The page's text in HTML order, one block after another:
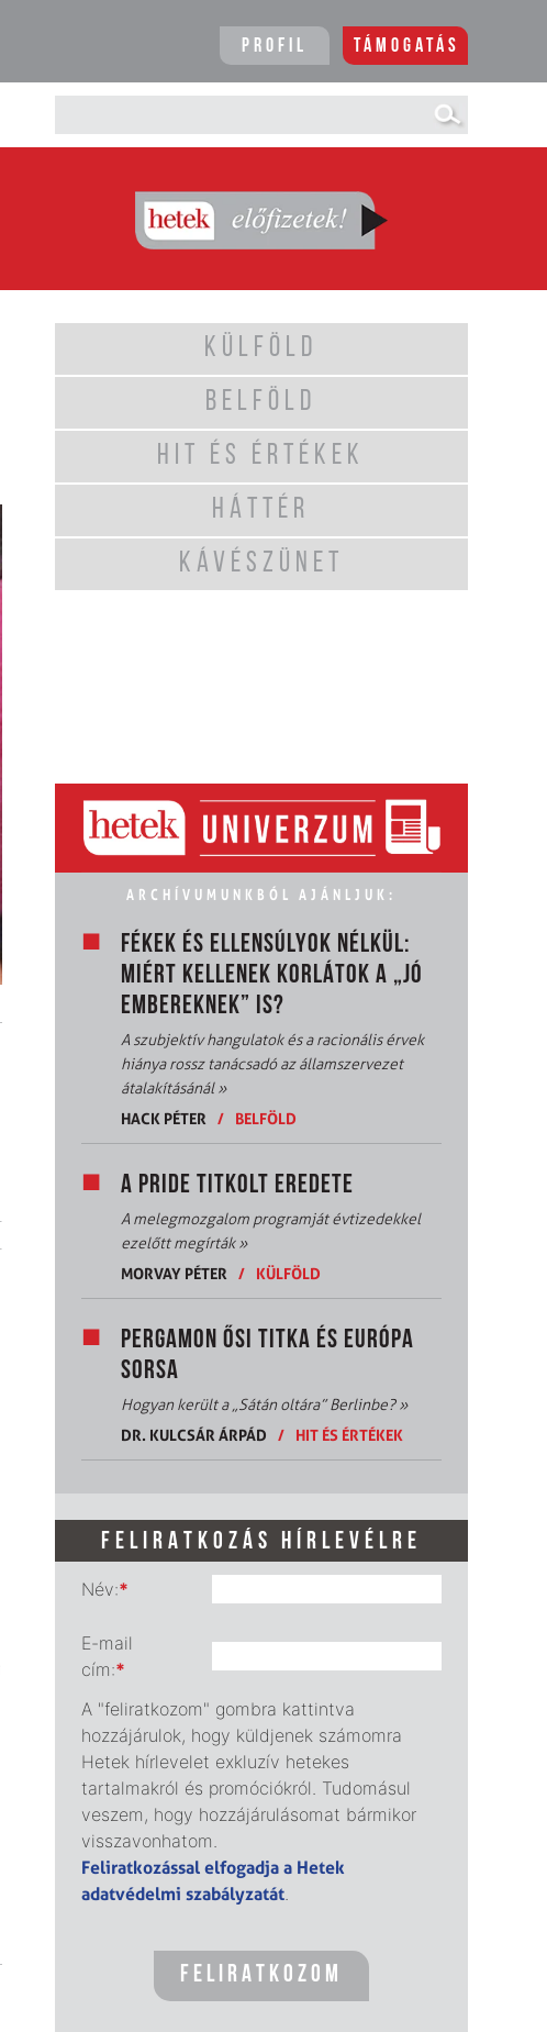
Profil Támogatás
KÜLFÖLD
BELFÖLD
HIT ÉS ÉRTÉKEK
HÁTTÉR
KÁVÉSZÜNET
ARCHÍVUMUNKBÓL AJÁNLJUK:
FÉKEK ÉS ELLENSÚLYOK NÉLKÜL:
MIÉRT KELLENEK KORLÁTOK A „JÓ
EMBEREKNEK” IS?
A szubjektív hangulatok és a racionális érvek
hiánya rossz tanácsadó az államszervezet
átalakításánál»
HACK PÉTER
/ BELFÖLD
A PRIDE TITKOLT EREDETE
A melegmozgalom programját évtizedekkel
ezelőtt megírták»
MORVAY PÉTER
/ KÜLFÖLD
PERGAMON ŐSI TITKA ÉS EURÓPA
SORSA
Hogyan került a „Sátán oltára” Berlinbe?»
DR. KULCSÁR ÁRPÁD
/ HIT ÉS ÉRTÉKEK
FELIRATKOZÁS HÍRLEVÉLRE
Név:*
E-mail
cím:*
A "feliratkozom" gombra kattintva
hozzájárulok, hogy küldjenek számomra
Hetek hírlevelet exkluzív hetekes
tartalmakról és promóciókról. Tudomásul
veszem, hogy hozzájárulásomat bármikor
visszavonhatom.
Feliratkozással elfogadja a Hetek
adatvédelmi szabályzatát.